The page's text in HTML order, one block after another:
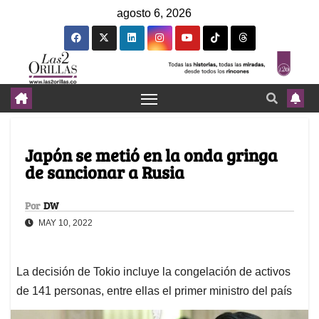
agosto 6, 2026
Japón se metió en la onda gringa
de sancionar a Rusia
Por DW
MAY 10, 2022
La decisión de Tokio incluye la congelación de activos
de 141 personas, entre ellas el primer ministro del país